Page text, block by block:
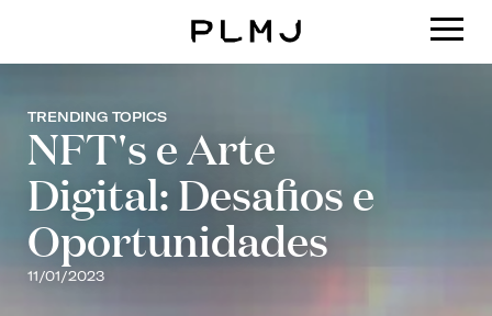
TRENDING TOPICS
NFT's e Arte
Digital: Desafios e
Oportunidades
11/01/2023